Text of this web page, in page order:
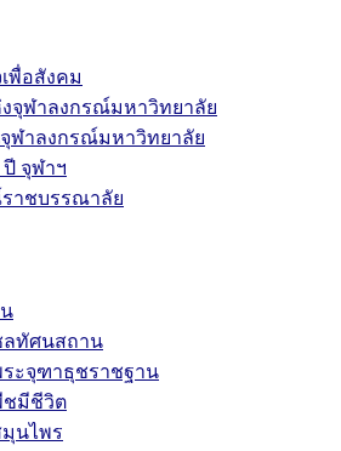
พื่อสังคม
จุฬาลงกรณ์มหาวิทยาลัย
ฬาลงกรณ์มหาวิทยาลัย
ปี จุฬาฯ
าชบรรณาลัย
ทัศนสถาน
ะจุฑาธุชราชฐาน
มีชีวิต
นไพร